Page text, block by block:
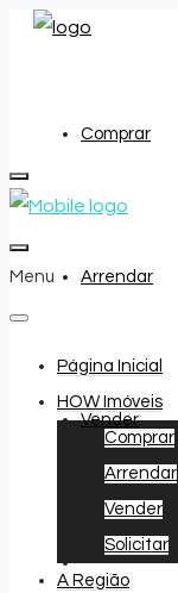
Comprar
Arrendar
Vender
Menu
Página Inicial
HOW Imóveis
Comprar
Arrendar
Vender
Solicitar
A Região